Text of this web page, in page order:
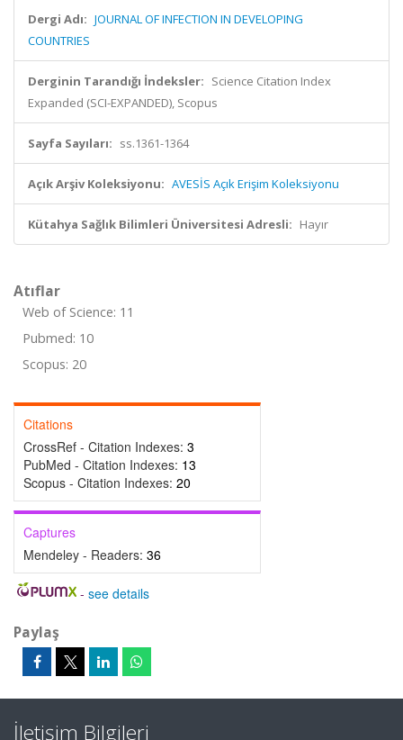
Dergi Adı: JOURNAL OF INFECTION IN DEVELOPING
COUNTRIES
Derginin Tarandığı İndeksler: Science Citation Index
Expanded (SCI-EXPANDED), Scopus
Sayfa Sayıları: ss.1361-1364
Açık Arşiv Koleksiyonu: AVESİS Açık Erişim Koleksiyonu
Kütahya Sağlık Bilimleri Üniversitesi Adresli: Hayır
Atıflar
Web of Science: 11
Pubmed: 10
Scopus: 20
Citations
CrossRef - Citation Indexes: 3
PubMed - Citation Indexes: 13
Scopus - Citation Indexes: 20
Captures
Mendeley - Readers: 36
- see details
Paylaş
İletişim Bilgileri